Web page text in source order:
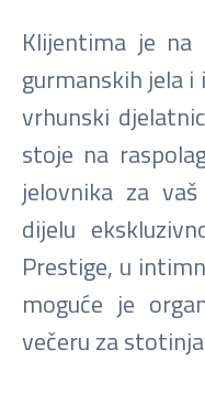
Klijentima je na
gurmanskih jela
vrhunski
stoje na
jelovnika za
dijelu
Prestige, u
moguće je
večeru za